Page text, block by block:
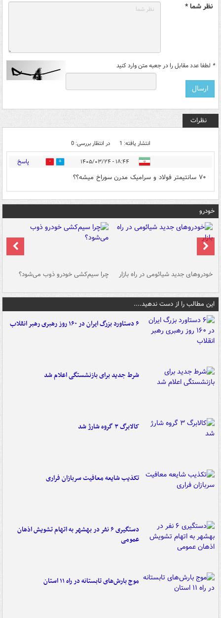
نظر شما *
* لطفا عدد مقابل را در جعبه متن وارد کنید
نظرات
انتشار یافته: 1 در انتظار بررسی: 0
۱۸:۴۴ - ۱۴۰۵/۰۳/۲۴ 1 پاسخ
۷۰ سانتیمتر فولاد و سرامیک مدرن سوراخ میشه؟؟
خودرو
خودروهای جدید شیائومی در راه بازار چرا سیم‌کشی خودرو ذوب می‌شود؟
این مطالب را از دست ندهید....
۶ دستاورد بزرگ ایران در ۱۶۰ روز رهبری رهبر انقلاب
شرط جدید برای بازنشستگی اعلام شد
کالابرگ ۳ گروه شارژ شد
تکذیب شایعه معافیت سربازان فراری
دستگیری ۶ نفر در بهشهر به اتهام تشویش اذهان
عمومی
موج بارش‌های تابستانه در راه ۱۱ استان